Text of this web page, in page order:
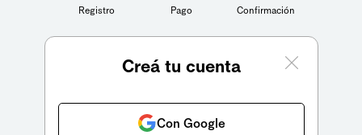
Registro Pago Confirmación
Creá tu cuenta
Con Google